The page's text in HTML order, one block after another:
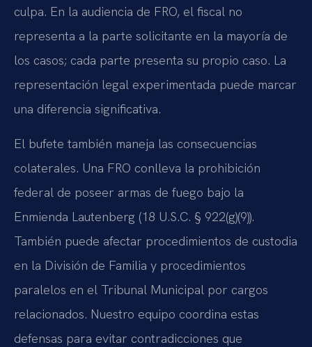
culpa. En la audiencia de FRO, el fiscal no
representa a la parte solicitante en la mayoría de
los casos; cada parte presenta su propio caso. La
representación legal experimentada puede marcar
una diferencia significativa.
El bufete también maneja las consecuencias
colaterales. Una FRO conlleva la prohibición
federal de poseer armas de fuego bajo la
Enmienda Lautenberg (18 U.S.C. § 922(g)(9)).
También puede afectar procedimientos de custodia
en la División de Familia y procedimientos
paralelos en el Tribunal Municipal por cargos
relacionados. Nuestro equipo coordina estas
defensas para evitar contradicciones que